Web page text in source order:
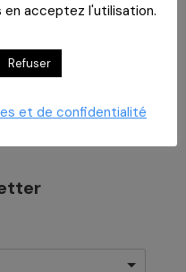
en acceptez l'utilisation.
Refuser
et de confidentialité